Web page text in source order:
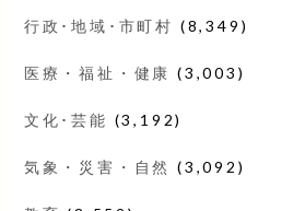
行政･地域･市町村 (8,349)
医療・福祉・健康 (3,003)
文化･芸能 (3,192)
気象・災害・自然 (3,092)